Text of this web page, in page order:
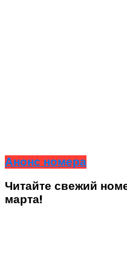
Анонс номера
Читайте свежий
марта!